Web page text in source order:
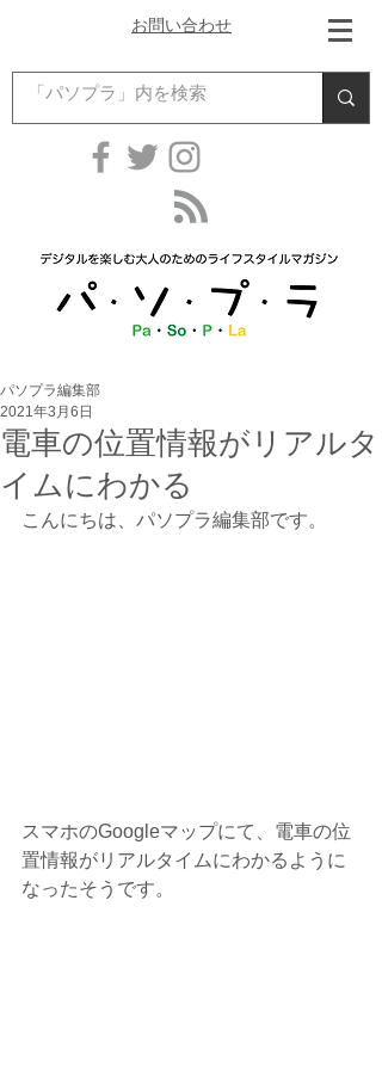
お問い合わせ
電車の位置情報がリアルタ
イムにわかる
パソプラ編集部
2021年3月6日
こんにちは、パソプラ編集部です。
スマホのGoogleマップにて、電車の位
置情報がリアルタイムにわかるように
なったそうです。